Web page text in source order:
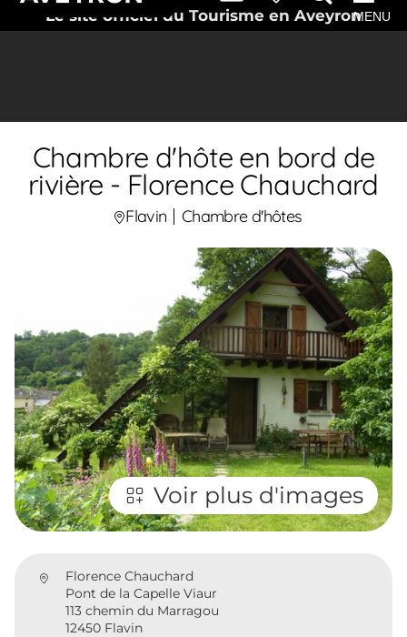
Le site officiel du Tourisme en AveyronMENU
Chambre d'hôte en bord de
rivière - Florence Chauchard
Flavin Chambre d'hôtes
Voir plus d'images
Florence Chauchard
Pont de la Capelle Viaur
113 chemin du Marragou
12450 Flavin